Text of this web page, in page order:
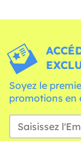
Soyez le
promotions en